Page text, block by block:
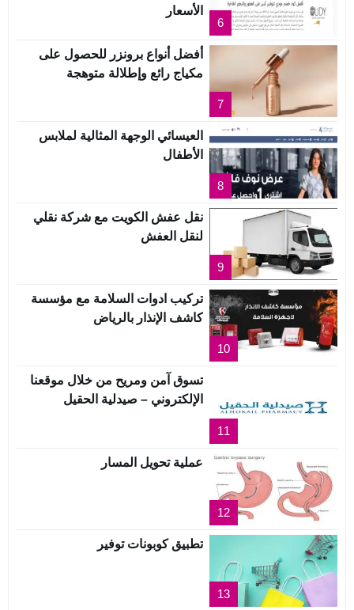
6
الأسعار
7
أفضل أنواع برونزر للحصول على
مكياج رائع وإطلالة متوهجة
8
العيسائي الوجهة المثالية لملابس
الأطفال
9
نقل عفش الكويت مع شركة نقلي
لنقل العفش
10
تركيب ادوات السلامة مع مؤسسة
كاشف الإنذار بالرياض
11
تسوق آمن ومريح من خلال موقعنا
الإلكتروني – صيدلية الحقيل
12
عملية تحويل المسار
13
تطبيق كوبونات توفير